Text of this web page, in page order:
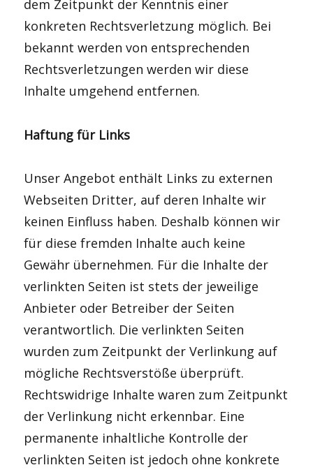
dem Zeitpunkt der Kenntnis einer
konkreten Rechtsverletzung möglich. Bei
bekannt werden von entsprechenden
Rechtsverletzungen werden wir diese
Inhalte umgehend entfernen.
Haftung für Links
Unser Angebot enthält Links zu externen
Webseiten Dritter, auf deren Inhalte wir
keinen Einfluss haben. Deshalb können wir
für diese fremden Inhalte auch keine
Gewähr übernehmen. Für die Inhalte der
verlinkten Seiten ist stets der jeweilige
Anbieter oder Betreiber der Seiten
verantwortlich. Die verlinkten Seiten
wurden zum Zeitpunkt der Verlinkung auf
mögliche Rechtsverstöße überprüft.
Rechtswidrige Inhalte waren zum Zeitpunkt
der Verlinkung nicht erkennbar. Eine
permanente inhaltliche Kontrolle der
verlinkten Seiten ist jedoch ohne konkrete